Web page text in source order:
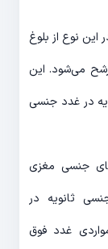
این نوع از بلوغ
می‌شود. این
در غدد جنسی
جنسی مغزی
ثانویه در
غدد فوق